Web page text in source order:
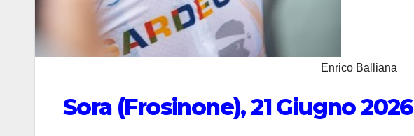
Enrico Balliana
Sora (Frosinone), 21 Giugno 2026